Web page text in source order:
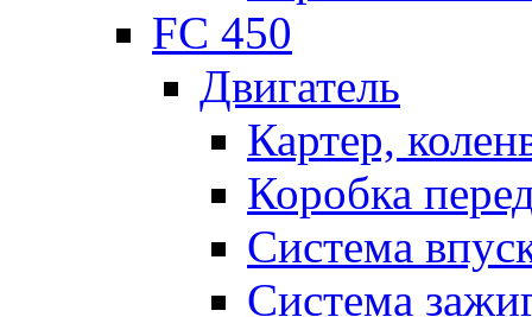
FC 450
Двигатель
Картер,
Коробка
Система
Система